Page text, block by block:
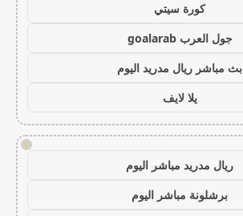
كورة سيتي
جول العرب goalarab
بث مباشر ريال مدريد اليوم
يلا لايف
!
ريال مدريد مباشر اليوم
برشلونة مباشر اليوم